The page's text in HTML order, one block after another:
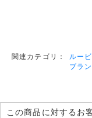
関連カテゴリ： ルー
ブラ
この商品に対するお